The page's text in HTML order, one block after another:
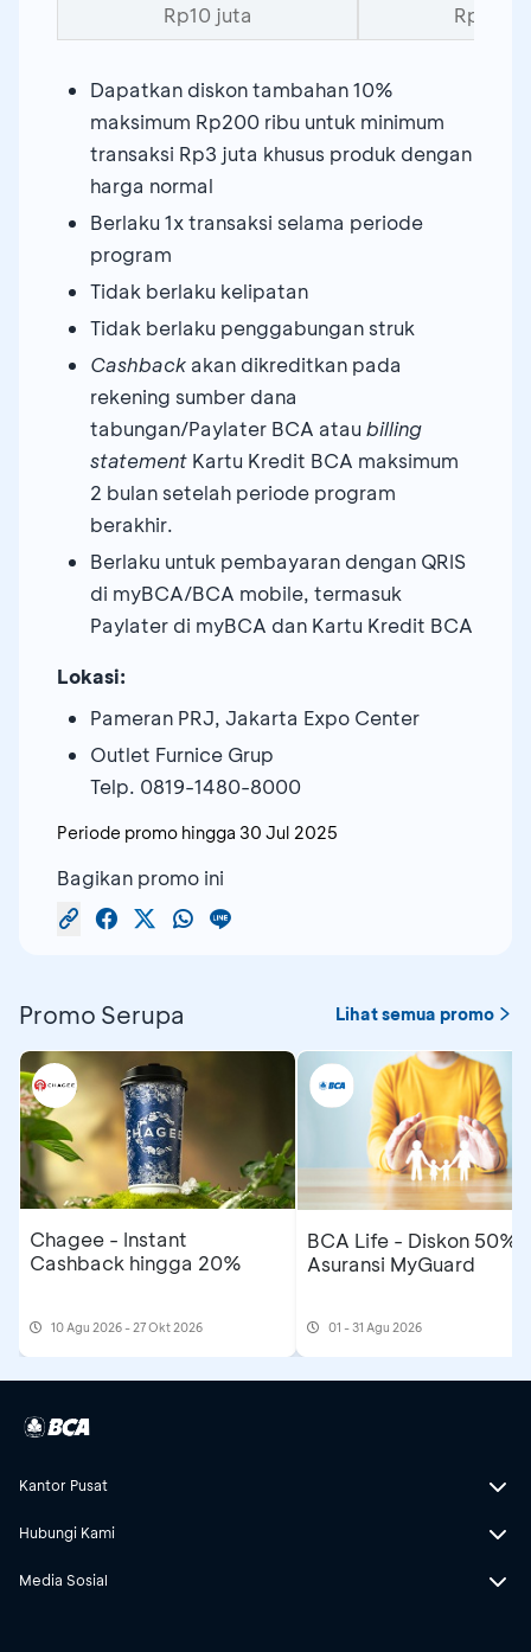
Rp10 juta
Rp200
Dapatkan diskon tambahan 10%
maksimum Rp200 ribu untuk minimum
transaksi Rp3 juta khusus produk dengan
harga normal
Berlaku 1x transaksi selama periode
program
Tidak berlaku kelipatan
Tidak berlaku penggabungan struk
Cashback akan dikreditkan pada
rekening sumber dana
tabungan/Paylater BCA atau billing
statement Kartu Kredit BCA maksimum
2 bulan setelah periode program
berakhir.
Berlaku untuk pembayaran dengan QRIS
di myBCA/BCA mobile, termasuk
Paylater di myBCA dan Kartu Kredit BCA
Lokasi:
Pameran PRJ, Jakarta Expo Center
Outlet Furnice Grup
Telp. 0819-1480-8000
Periode promo hingga 30 Jul 2025
Bagikan promo ini
Promo Serupa Lihat semua promo
Chagee - Instant
Cashback hingga 20%
10 Agu 2026 - 27 Okt 2026
BCA Life - Diskon 50%
Asuransi MyGuard
01 - 31 Agu 2026
Kantor Pusat
Hubungi Kami
Media Sosial